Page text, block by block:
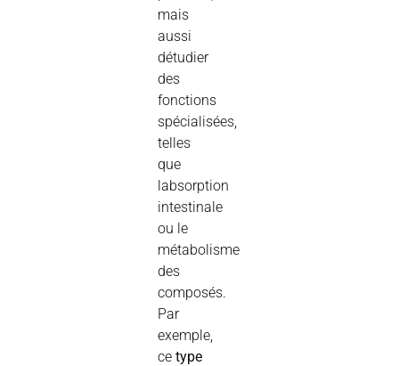
mais
aussi
détudier
des
fonctions
spécialisées,
telles
que
labsorption
intestinale
ou le
métabolisme
des
composés.
Par
exemple,
cetype